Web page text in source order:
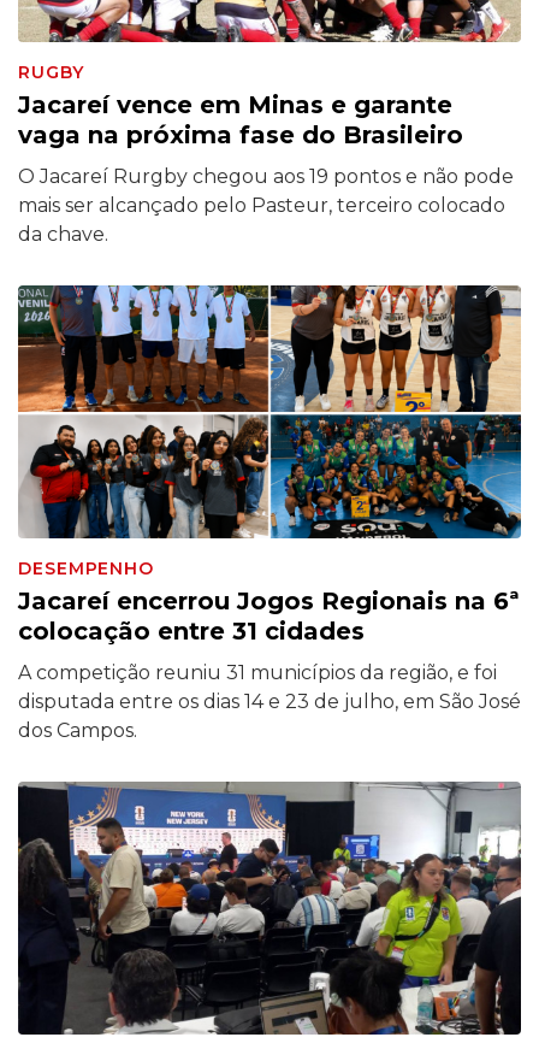
RUGBY
Jacareí vence em Minas e garante
vaga na próxima fase do Brasileiro
O Jacareí Rurgby chegou aos 19 pontos e não pode
mais ser alcançado pelo Pasteur, terceiro colocado
da chave.
DESEMPENHO
Jacareí encerrou Jogos Regionais na 6ª
colocação entre 31 cidades
A competição reuniu 31 municípios da região, e foi
disputada entre os dias 14 e 23 de julho, em São José
dos Campos.